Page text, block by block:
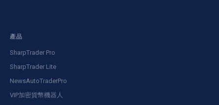
產品
SharpTrader Pro
SharpTrader Lite
NewsAutoTraderPro
VIP加密貨幣機器人